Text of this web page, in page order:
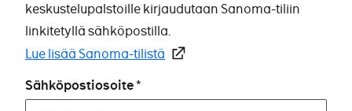
keskustelupalstoille kirjaudutaan Sanoma-tiliin
linkitetyllä sähköpostilla.
Lue lisää Sanoma-tilistä
Sähköpostiosoite